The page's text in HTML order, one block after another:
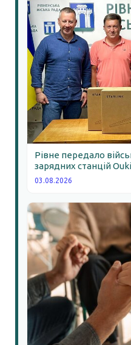
Рівне передало
зарядних станцій
03.08.2026